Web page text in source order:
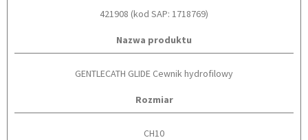
421908 (kod SAP: 1718769)
Nazwa produktu
GENTLECATH GLIDE Cewnik hydrofilowy
Rozmiar
CH10